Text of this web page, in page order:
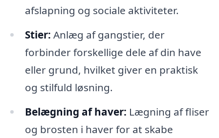
afslapning og sociale aktiviteter.
Stier: Anlæg af gangstier, der
forbinder forskellige dele af din have
eller grund, hvilket giver en praktisk
og stilfuld løsning.
Belægning af haver: Lægning af fliser
og brosten i haver for at skabe